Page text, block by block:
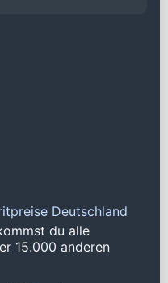
Deutschland
du alle
15.000 anderen